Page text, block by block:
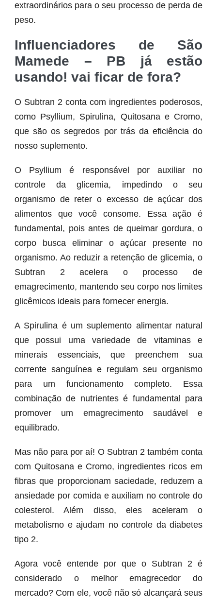
extraordinários para o seu processo de perda de
peso.
Influenciadores de São
Mamede – PB já estão
usando! vai ficar de fora?
O Subtran 2 conta com ingredientes poderosos,
como Psyllium, Spirulina, Quitosana e Cromo,
que são os segredos por trás da eficiência do
nosso suplemento.
O Psyllium é responsável por auxiliar no
controle da glicemia, impedindo o seu
organismo de reter o excesso de açúcar dos
alimentos que você consome. Essa ação é
fundamental, pois antes de queimar gordura, o
corpo busca eliminar o açúcar presente no
organismo. Ao reduzir a retenção de glicemia, o
Subtran 2 acelera o processo de
emagrecimento, mantendo seu corpo nos limites
glicêmicos ideais para fornecer energia.
A Spirulina é um suplemento alimentar natural
que possui uma variedade de vitaminas e
minerais essenciais, que preenchem sua
corrente sanguínea e regulam seu organismo
para um funcionamento completo. Essa
combinação de nutrientes é fundamental para
promover um emagrecimento saudável e
equilibrado.
Mas não para por aí! O Subtran 2 também conta
com Quitosana e Cromo, ingredientes ricos em
fibras que proporcionam saciedade, reduzem a
ansiedade por comida e auxiliam no controle do
colesterol. Além disso, eles aceleram o
metabolismo e ajudam no controle da diabetes
tipo 2.
Agora você entende por que o Subtran 2 é
considerado o melhor emagrecedor do
mercado? Com ele, você não só alcançará seus